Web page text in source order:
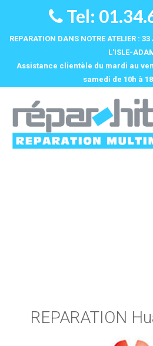
Tel:
REPARATION DANS NOTRE ATELIER :
L'ISLE-
Assistance clientèle du mardi au
samedi de 10h à
REPARATION